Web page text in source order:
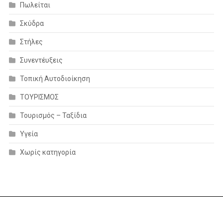
Πωλείται
Σκύδρα
Στήλες
Συνεντέυξεις
Τοπική Αυτοδιοίκηση
ΤΟΥΡΙΣΜΟΣ
Τουρισμός – Ταξίδια
Υγεία
Χωρίς κατηγορία